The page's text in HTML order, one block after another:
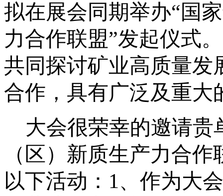
拟在展会同期举办“国
力合作联盟”发起仪式
共同探讨矿业高质量发
合作，具有广泛及重大
大会很荣幸的邀请贵
（区）新质生产力合
以下活动：1、作为大